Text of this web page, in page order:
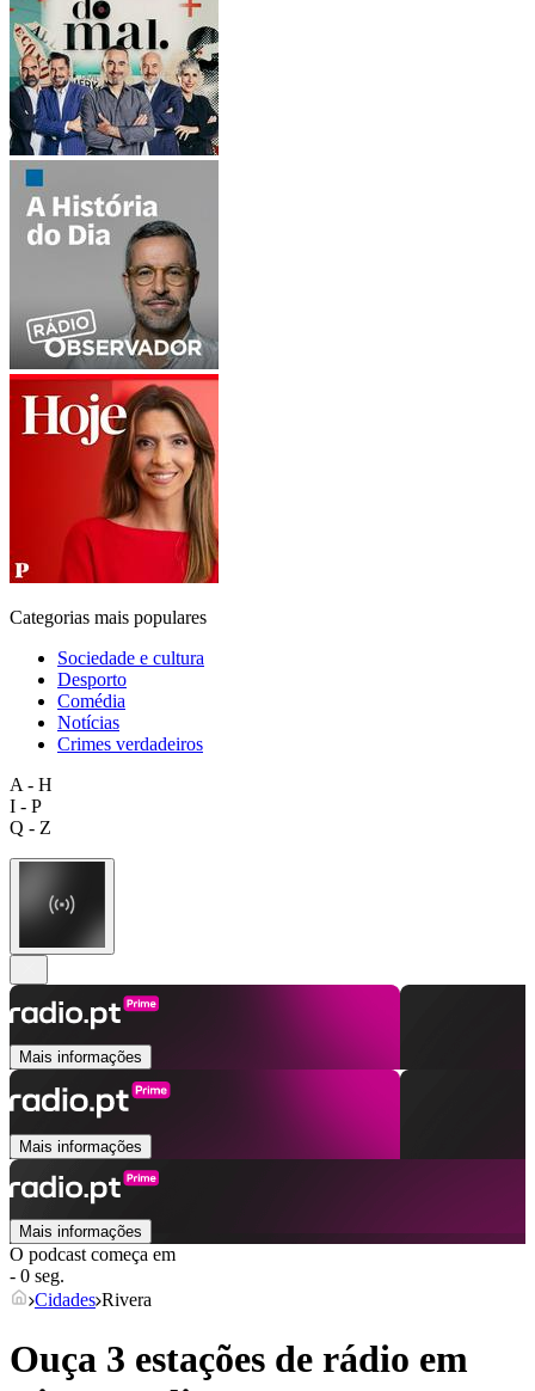
Categorias mais populares
Sociedade e cultura
Desporto
Comédia
Notícias
Crimes verdadeiros
A - H
I - P
Q - Z
Mais informações
Mais informações
Mais informações
O podcast começa em
- 0 seg.
Cidades Rivera
Ouça 3 estações de rádio em